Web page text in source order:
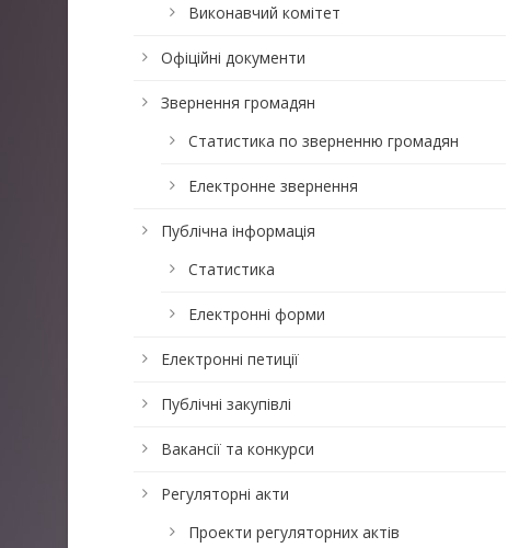
Виконавчий комітет
Офіційні документи
Звернення громадян
Статистика по зверненню громадян
Електронне звернення
Публічна інформація
Статистика
Електронні форми
Електронні петиції
Публічні закупівлі
Вакансії та конкурси
Регуляторні акти
Проекти регуляторних актів